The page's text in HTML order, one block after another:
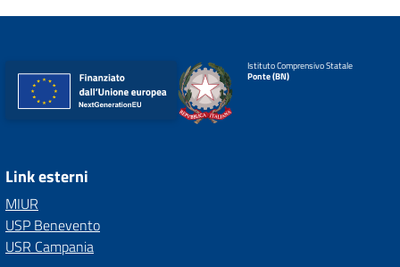
Istituto Comprensivo Statale
Ponte (BN)
Link esterni
MIUR
USP Benevento
USR Campania